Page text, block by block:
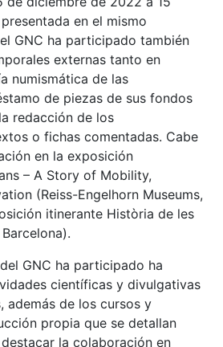
en el mismo
GNC ha participado también
externas tanto en
numismática de las
de piezas de sus fondos
redacción de los
o fichas comentadas. Cabe
en la exposición
– A Story of Mobility,
(Reiss-Engelhorn Museums,
itinerante Història de les
GNC ha participado ha
científicas y divulgativas
además de los cursos y
propia que se detallan
la colaboración en